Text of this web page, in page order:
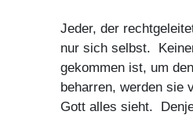
Jeder, der
nur sich selbst.
gekommen ist, um
beharren, werden sie
Gott alles sieht.